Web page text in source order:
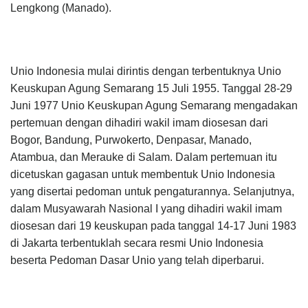
Lengkong (Manado).
Unio Indonesia mulai dirintis dengan terbentuknya Unio
Keuskupan Agung Semarang 15 Juli 1955. Tanggal 28-29
Juni 1977 Unio Keuskupan Agung Semarang mengadakan
pertemuan dengan dihadiri wakil imam diosesan dari
Bogor, Bandung, Purwokerto, Denpasar, Manado,
Atambua, dan Merauke di Salam. Dalam pertemuan itu
dicetuskan gagasan untuk membentuk Unio Indonesia
yang disertai pedoman untuk pengaturannya. Selanjutnya,
dalam Musyawarah Nasional I yang dihadiri wakil imam
diosesan dari 19 keuskupan pada tanggal 14-17 Juni 1983
di Jakarta terbentuklah secara resmi Unio Indonesia
beserta Pedoman Dasar Unio yang telah diperbarui.